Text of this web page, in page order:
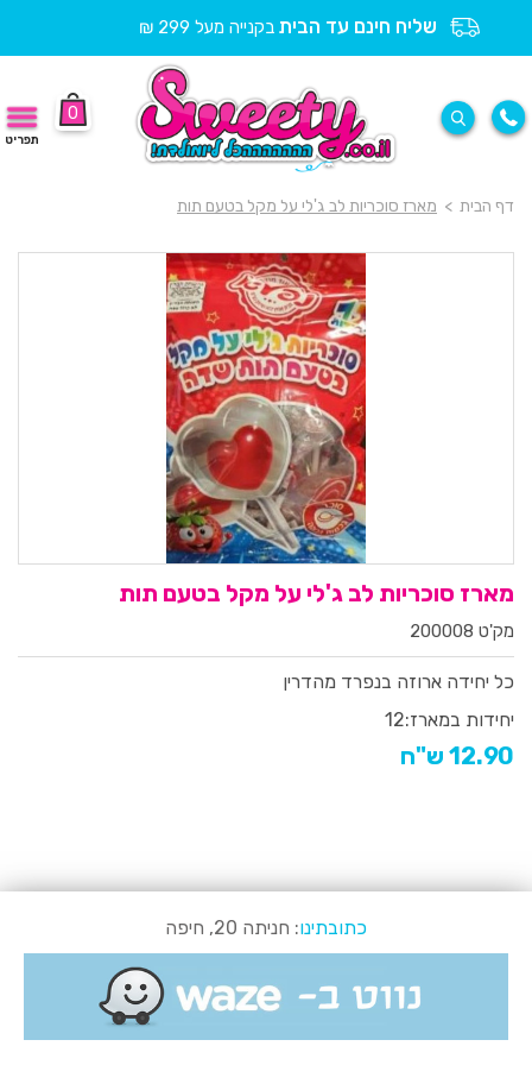
שליח חינם עד הבית בקנייה מעל 299 ₪
0
תפריט
דף הבית > מארז סוכריות לב ג'לי על מקל בטעם תות
מארז סוכריות לב ג'לי על מקל בטעם תות
מק'ט 200008
כל יחידה ארוזה בנפרד מהדרין
יחידות במארז:12
12.90 ש"ח
כתובתינו: חניתה 20, חיפה